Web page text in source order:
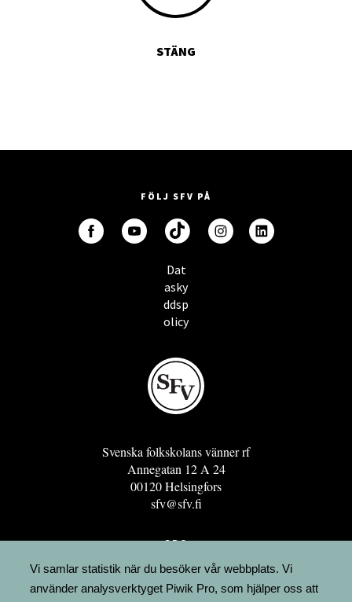
STÄNG
FÖLJ SFV PÅ
Dat
asky
ddsp
olicy
Svenska folkskolans vänner rf
Annegatan 12 A 24
00120 Helsingfors
sfv@sfv.fi
GRO
FÖRENINGSRESURSEN
MINNESRUNOR.FI
Vi samlar statistik när du besöker vår webbplats. Vi
använder analysverktyget Piwik Pro, som hjälper oss att